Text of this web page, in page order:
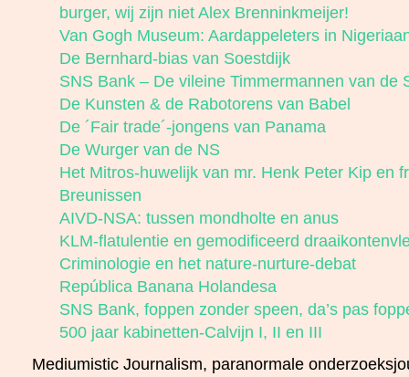
burger, wij zijn niet Alex Brenninkmeijer!
Van Gogh Museum: Aardappeleters in
De Bernhard-bias van Soestdijk
SNS Bank – De vileine Timmermannen van de
De Kunsten & de Rabotorens van Babel
De ´Fair trade´-jongens van Panama
De Wurger van de NS
Het Mitros-huwelijk van mr. Henk Peter Kip en
Breunissen
AIVD-NSA: tussen mondholte en anus
KLM-flatulentie en gemodificeerd
Criminologie en het nature-nurture-debat
República Banana Holandesa
SNS Bank, foppen zonder speen, da’s pas
500 jaar kabinetten-Calvijn I, II en III
Mediumistic Journalism, paranormale